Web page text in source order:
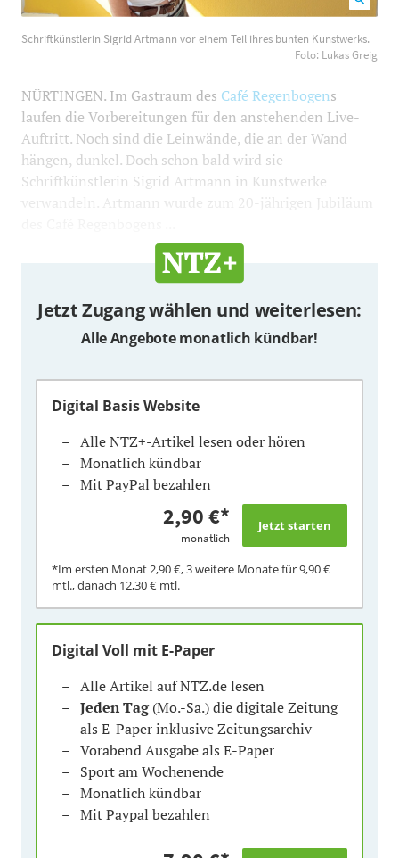
bunten Kunstwerks. Foto: Lukas Greig 1200800
Schriftkünstlerin Sigrid Artmann vor einem Teil ihres bunten Kunstwerks.
Foto: Lukas Greig
NÜRTINGEN. Im Gastraum des Café Regenbogens
laufen die Vorbereitungen für den anstehenden Live-
Auftritt. Noch sind die Leinwände, die an der Wand
hängen, dunkel. Doch schon bald wird sie
Schriftkünstlerin Sigrid Artmann in Kunstwerke
verwandeln. Artmann wurde zum 20-jährigen Jubiläum
Jetzt Zugang wählen und weiterlesen:
Alle Angebote monatlich kündbar!
Digital Basis Website
Alle NTZ+-Artikel lesen oder hören
Monatlich kündbar
Mit PayPal bezahlen
2,90 €*
monatlich
*Im ersten Monat2,90 €, 3 weitere Monate für9,90 €
mtl., danach 12,30 € mtl.
Digital Voll mit E-Paper
Alle Artikel auf NTZ.de lesen
Jeden Tag(Mo.-Sa.) die digitale Zeitung
als E-Paper inklusive Zeitungsarchiv
Vorabend Ausgabe als E-Paper
Sport am Wochenende
Monatlich kündbar
Mit Paypal bezahlen